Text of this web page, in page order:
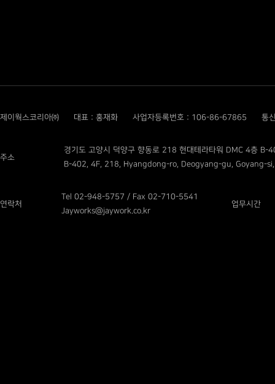
제이웍스코리아㈜ 대표 : 홍재화 사업자등록번호 : 106-86-67865 통
주소
경기도 고양시 덕양구 향동로 218 현대테라타워 DMC 4층 B-
B-402, 4F, 218, Hyangdong-ro, Deogyang-gu, Goyang-
연락처
Tel 02-948-5757 / Fax 02-710-5541
Jayworks@jaywork.co.kr
업무시간